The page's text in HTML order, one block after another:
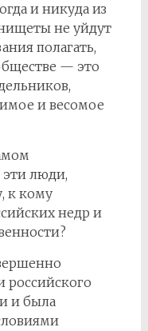
и никуда из
не уйдут
полагать,
— это
и весомое
эти люди,
к кому
недр и
российского
и была